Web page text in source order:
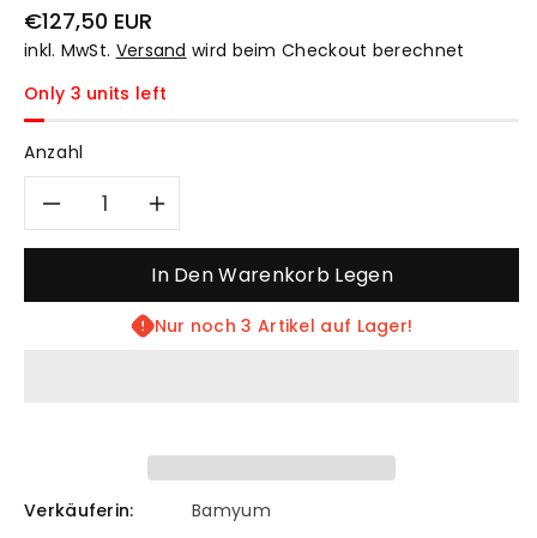
Normaler
Preis
€127,50 EUR
inkl. MwSt. Versand wird beim Checkout berechnet
Only 3 units left
Anzahl
Verringere
Menge
Hängend
Erhöhe
die
Menge
Hängend
In Den Warenkorb Legen
Nur noch 3 Artikel auf Lager!
Verkäuferin: Bamyum